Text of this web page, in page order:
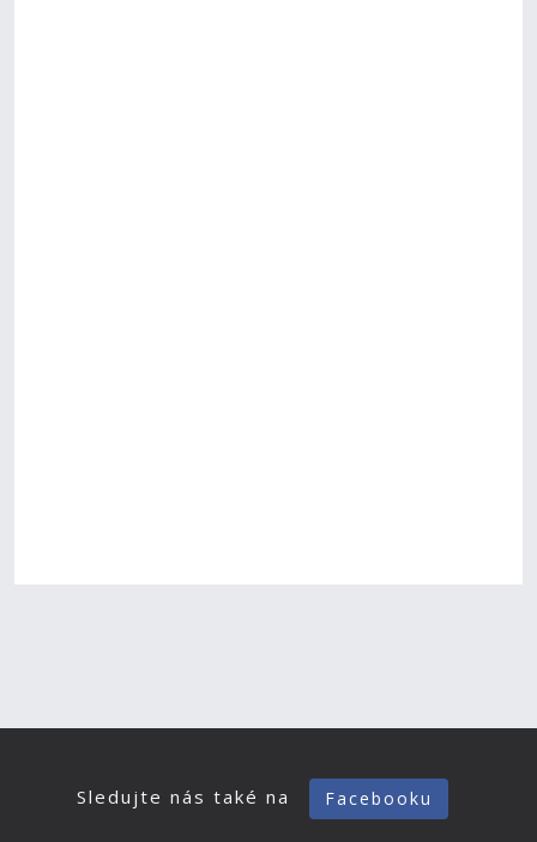
Sledujte nás také na Facebooku